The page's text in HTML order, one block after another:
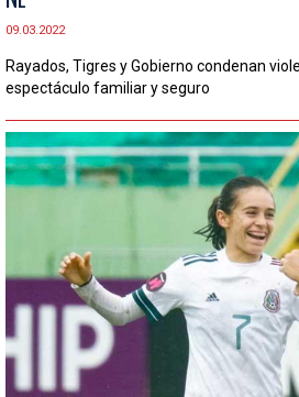
09.03.2022
Rayados, Tigres y Gobierno condenan
espectáculo familiar y seguro